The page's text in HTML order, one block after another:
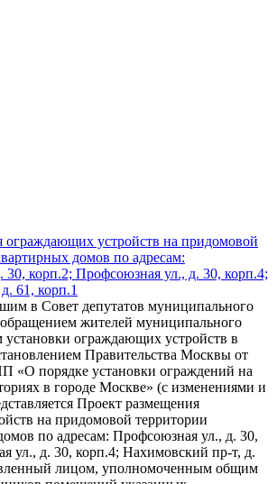
ограждающих устройств на придомовой
домов по адресам:
30, корп.2; Профсоюзная ул., д. 30, корп.4;
61, корп.1
в Совет депутатов муниципального
жителей муниципального
установки ограждающих устройств в
Правительства Москвы от
«О порядке установки ограждений на
в городе Москве» (с изменениями и
Проект размещения
на придомовой территории
по адресам: Профсоюзная ул., д. 30,
ул., д. 30, корп.4; Нахимовский пр-т, д.
лицом, уполномоченным общим